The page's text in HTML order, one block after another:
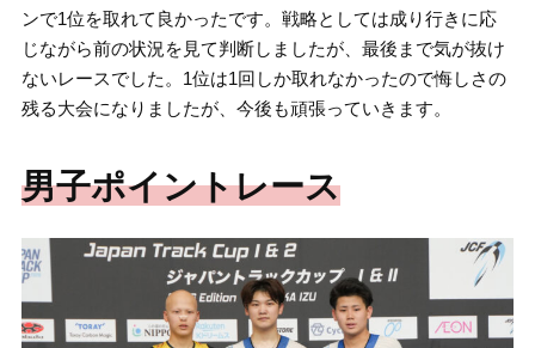
ンで1位を取れて良かったです。戦略としては成り行きに応
じながら前の状況を見て判断しましたが、最後まで気が抜け
ないレースでした。1位は1回しか取れなかったので悔しさの
残る大会になりましたが、今後も頑張っていきます。
男子ポイントレース